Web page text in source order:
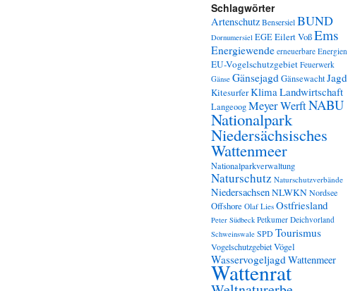
Schlagwörter
Artenschutz Bensersiel BUND
Dornumersiel EGEEilert VoßEms
Energiewende erneuerbare Energien
EU-Vogelschutzgebiet Feuerwerk
Gänse GänsejagdGänsewachtJagd
KitesurferKlimaLandwirtschaft
LangeoogMeyer WerftNABU
Nationalpark
Niedersächsisches
Wattenmeer
Nationalparkverwaltung
Naturschutz Naturschutzverbände
NiedersachsenNLWKNNordsee
Offshore Olaf Lies Ostfriesland
Peter Südbeck Petkumer Deichvorland
Schweinswale SPDTourismus
VogelschutzgebietVögel
WasservogeljagdWattenmeer
Wattenrat